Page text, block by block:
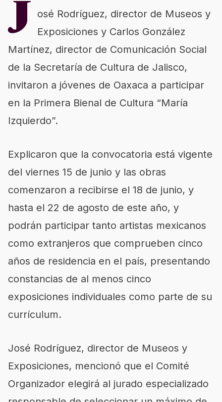
J
osé Rodríguez, director de Museos y
Exposiciones y Carlos González
Martínez, director de Comunicación Social
de la Secretaría de Cultura de Jalisco,
invitaron a jóvenes de Oaxaca a participar
en la Primera Bienal de Cultura “María
Izquierdo”.
Explicaron que la convocatoria está vigente
del viernes 15 de junio y las obras
comenzaron a recibirse el 18 de junio, y
hasta el 22 de agosto de este año, y
podrán participar tanto artistas mexicanos
como extranjeros que comprueben cinco
años de residencia en el país, presentando
constancias de al menos cinco
exposiciones individuales como parte de su
currículum.
José Rodríguez, director de Museos y
Exposiciones, mencionó que el Comité
Organizador elegirá al jurado especializado